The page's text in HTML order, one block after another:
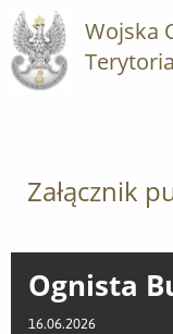
Wojska
Załącznik
Ognista
16.06.2026